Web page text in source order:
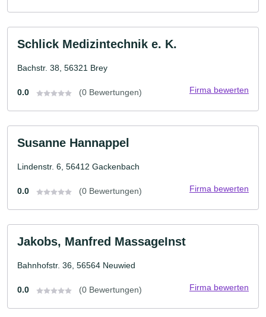
Schlick Medizintechnik e. K.
Bachstr. 38, 56321 Brey
0.0 (0 Bewertungen) Firma bewerten
Susanne Hannappel
Lindenstr. 6, 56412 Gackenbach
0.0 (0 Bewertungen) Firma bewerten
Jakobs, Manfred MassageInst
Bahnhofstr. 36, 56564 Neuwied
0.0 (0 Bewertungen) Firma bewerten